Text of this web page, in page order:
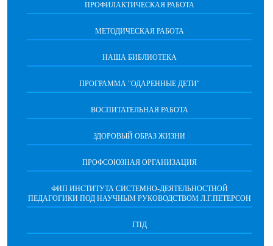
ПРОФИЛАКТИЧЕСКАЯ РАБОТА
МЕТОДИЧЕСКАЯ РАБОТА
НАША БИБЛИОТЕКА
ПРОГРАММА "ОДАРЕННЫЕ ДЕТИ"
ВОСПИТАТЕЛЬНАЯ РАБОТА
ЗДОРОВЫЙ ОБРАЗ ЖИЗНИ
ПРОФСОЮЗНАЯ ОРГАНИЗАЦИЯ
ФИП ИНСТИТУТА СИСТЕМНО-ДЕЯТЕЛЬНОСТНОЙ
ПЕДАГОГИКИ ПОД НАУЧНЫМ РУКОВОДСТВОМ Л.Г.ПЕТЕРСОН
ГПД